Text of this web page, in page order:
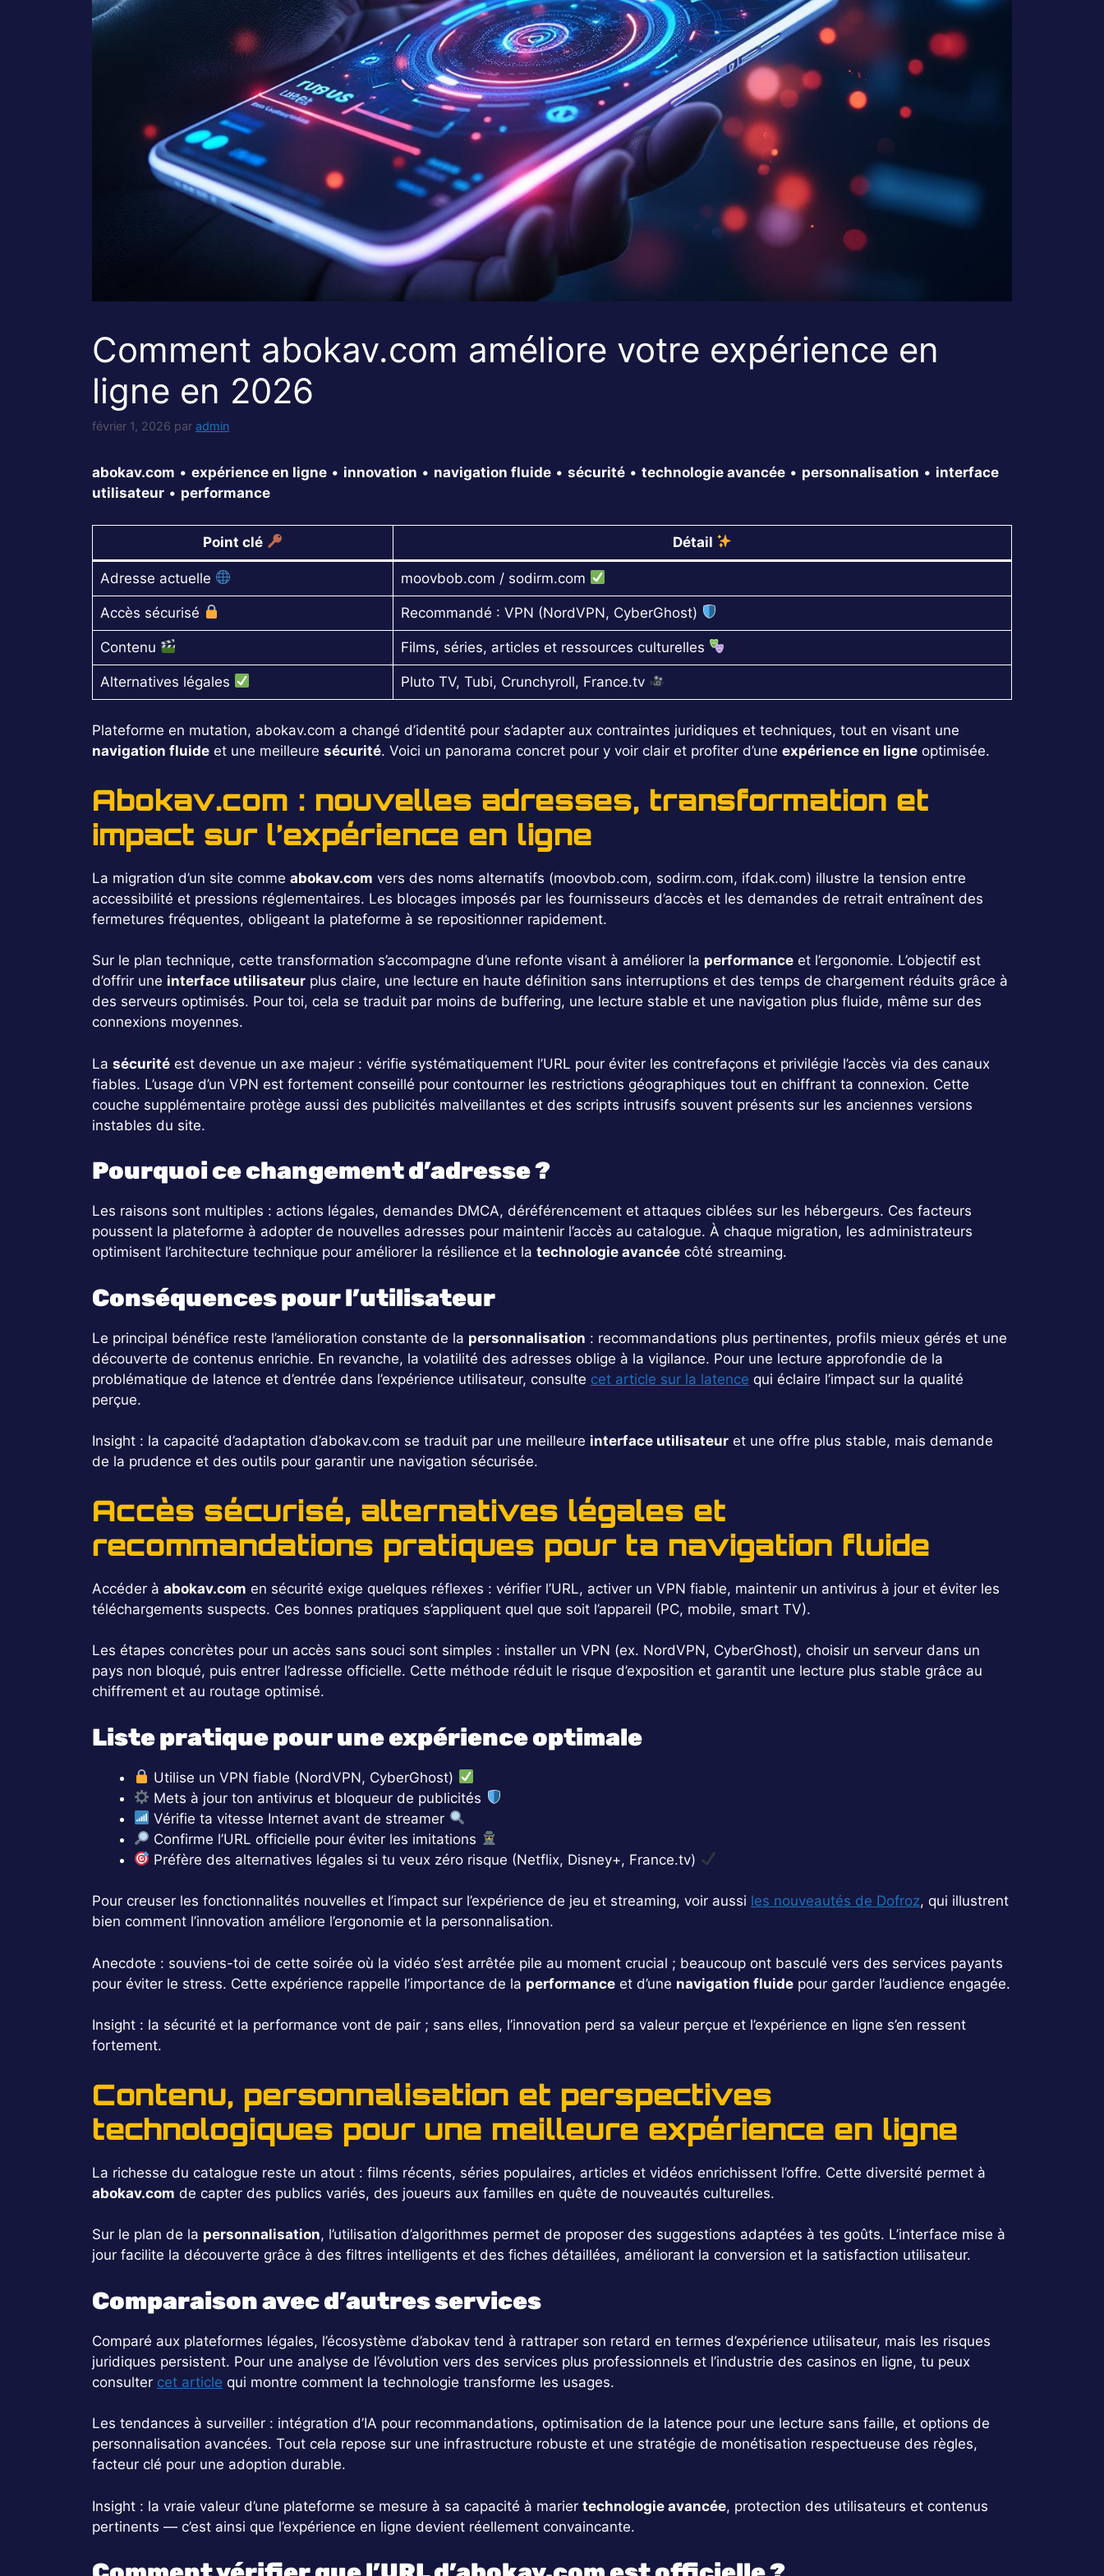
Comment abokav.com améliore votre expérience en
ligne en 2026
février 1, 2026 par admin
abokav.com • expérience en ligne • innovation • navigation fluide • sécurité • technologie avancée • personnalisation • interface
utilisateur • performance
Point clé Détail
Adresse actuelle moovbob.com / sodirm.com
Accès sécurisé Recommandé : VPN (NordVPN, CyberGhost)
Contenu Films, séries, articles et ressources culturelles
Alternatives légales Pluto TV, Tubi, Crunchyroll, France.tv
Plateforme en mutation, abokav.com a changé d’identité pour s’adapter aux contraintes juridiques et techniques, tout en visant une
navigation fluide et une meilleure sécurité. Voici un panorama concret pour y voir clair et profiter d’une expérience en ligne optimisée.
Abokav.com : nouvelles adresses, transformation et
impact sur l’expérience en ligne
La migration d’un site comme abokav.com vers des noms alternatifs (moovbob.com, sodirm.com, ifdak.com) illustre la tension entre
accessibilité et pressions réglementaires. Les blocages imposés par les fournisseurs d’accès et les demandes de retrait entraînent des
fermetures fréquentes, obligeant la plateforme à se repositionner rapidement.
Sur le plan technique, cette transformation s’accompagne d’une refonte visant à améliorer la performance et l’ergonomie. L’objectif est
d’offrir une interface utilisateur plus claire, une lecture en haute définition sans interruptions et des temps de chargement réduits grâce à
des serveurs optimisés. Pour toi, cela se traduit par moins de buffering, une lecture stable et une navigation plus fluide, même sur des
connexions moyennes.
La sécurité est devenue un axe majeur : vérifie systématiquement l’URL pour éviter les contrefaçons et privilégie l’accès via des canaux
fiables. L’usage d’un VPN est fortement conseillé pour contourner les restrictions géographiques tout en chiffrant ta connexion. Cette
couche supplémentaire protège aussi des publicités malveillantes et des scripts intrusifs souvent présents sur les anciennes versions
instables du site.
Pourquoi ce changement d’adresse ?
Les raisons sont multiples : actions légales, demandes DMCA, déréférencement et attaques ciblées sur les hébergeurs. Ces facteurs
poussent la plateforme à adopter de nouvelles adresses pour maintenir l’accès au catalogue. À chaque migration, les administrateurs
optimisent l’architecture technique pour améliorer la résilience et la technologie avancée côté streaming.
Conséquences pour l’utilisateur
Le principal bénéfice reste l’amélioration constante de la personnalisation : recommandations plus pertinentes, profils mieux gérés et une
découverte de contenus enrichie. En revanche, la volatilité des adresses oblige à la vigilance. Pour une lecture approfondie de la
problématique de latence et d’entrée dans l’expérience utilisateur, consulte cet article sur la latence qui éclaire l’impact sur la qualité
perçue.
Insight : la capacité d’adaptation d’abokav.com se traduit par une meilleure interface utilisateur et une offre plus stable, mais demande
de la prudence et des outils pour garantir une navigation sécurisée.
Accès sécurisé, alternatives légales et
recommandations pratiques pour ta navigation fluide
Accéder à abokav.com en sécurité exige quelques réflexes : vérifier l’URL, activer un VPN fiable, maintenir un antivirus à jour et éviter les
téléchargements suspects. Ces bonnes pratiques s’appliquent quel que soit l’appareil (PC, mobile, smart TV).
Les étapes concrètes pour un accès sans souci sont simples : installer un VPN (ex. NordVPN, CyberGhost), choisir un serveur dans un
pays non bloqué, puis entrer l’adresse officielle. Cette méthode réduit le risque d’exposition et garantit une lecture plus stable grâce au
chiffrement et au routage optimisé.
Liste pratique pour une expérience optimale
Utilise un VPN fiable (NordVPN, CyberGhost)
Mets à jour ton antivirus et bloqueur de publicités
Vérifie ta vitesse Internet avant de streamer
Confirme l’URL officielle pour éviter les imitations
Préfère des alternatives légales si tu veux zéro risque (Netflix, Disney+, France.tv)
Pour creuser les fonctionnalités nouvelles et l’impact sur l’expérience de jeu et streaming, voir aussi les nouveautés de Dofroz, qui illustrent
bien comment l’innovation améliore l’ergonomie et la personnalisation.
Anecdote : souviens-toi de cette soirée où la vidéo s’est arrêtée pile au moment crucial ; beaucoup ont basculé vers des services payants
pour éviter le stress. Cette expérience rappelle l’importance de la performance et d’une navigation fluide pour garder l’audience engagée.
Insight : la sécurité et la performance vont de pair ; sans elles, l’innovation perd sa valeur perçue et l’expérience en ligne s’en ressent
fortement.
Contenu, personnalisation et perspectives
technologiques pour une meilleure expérience en ligne
La richesse du catalogue reste un atout : films récents, séries populaires, articles et vidéos enrichissent l’offre. Cette diversité permet à
abokav.com de capter des publics variés, des joueurs aux familles en quête de nouveautés culturelles.
Sur le plan de la personnalisation, l’utilisation d’algorithmes permet de proposer des suggestions adaptées à tes goûts. L’interface mise à
jour facilite la découverte grâce à des filtres intelligents et des fiches détaillées, améliorant la conversion et la satisfaction utilisateur.
Comparaison avec d’autres services
Comparé aux plateformes légales, l’écosystème d’abokav tend à rattraper son retard en termes d’expérience utilisateur, mais les risques
juridiques persistent. Pour une analyse de l’évolution vers des services plus professionnels et l’industrie des casinos en ligne, tu peux
consulter cet article qui montre comment la technologie transforme les usages.
Les tendances à surveiller : intégration d’IA pour recommandations, optimisation de la latence pour une lecture sans faille, et options de
personnalisation avancées. Tout cela repose sur une infrastructure robuste et une stratégie de monétisation respectueuse des règles,
facteur clé pour une adoption durable.
Insight : la vraie valeur d’une plateforme se mesure à sa capacité à marier technologie avancée, protection des utilisateurs et contenus
pertinents — c’est ainsi que l’expérience en ligne devient réellement convaincante.